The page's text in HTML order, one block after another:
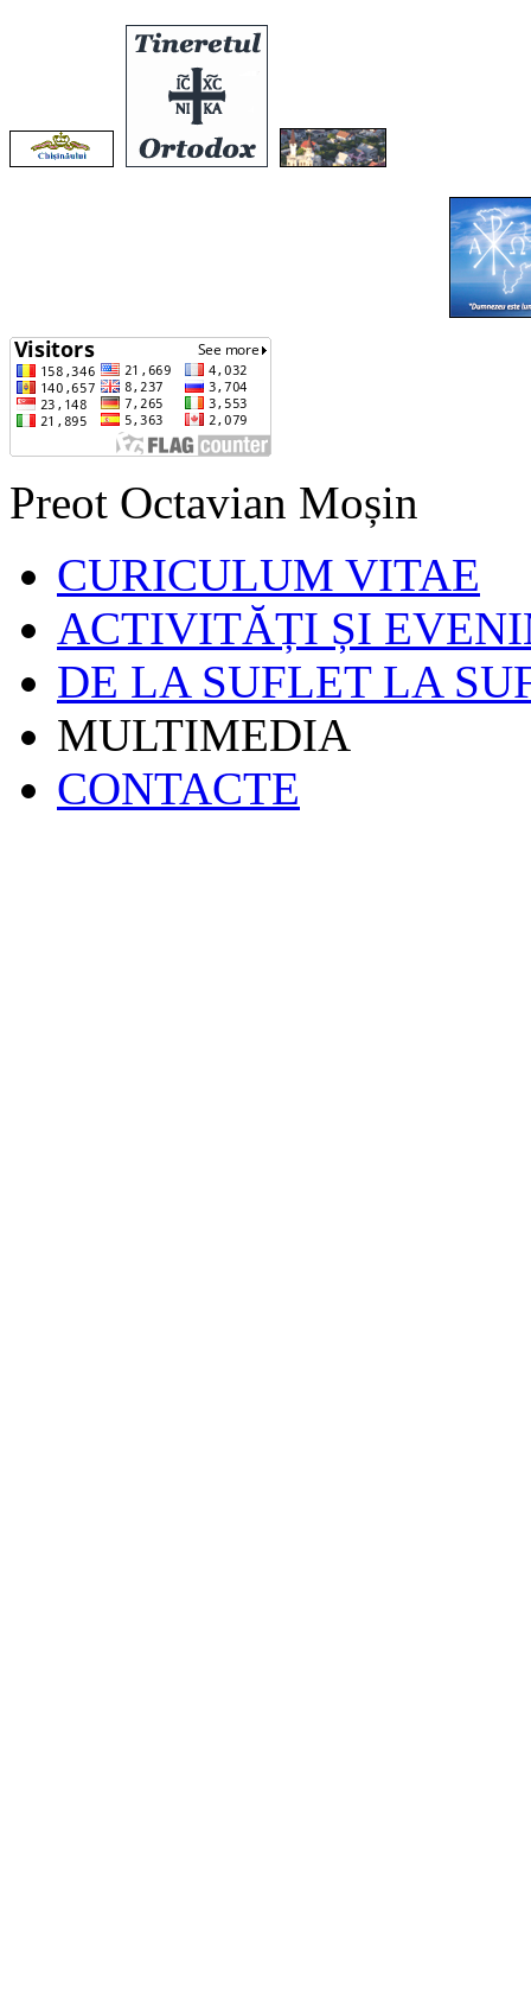
Preot Octavian Moșin
CURICULUM VITAE
ACTIVITĂȚI ȘI
DE LA SUFLET LA
MULTIMEDIA
CONTACTE